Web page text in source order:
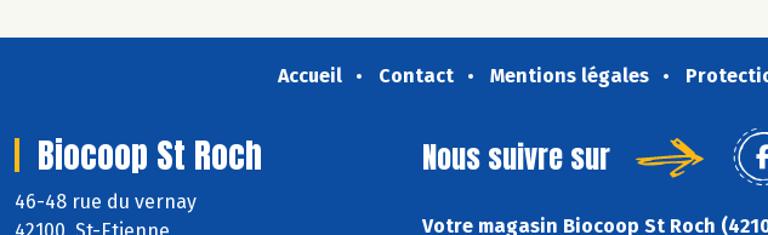
Accueil Contact Mentions légales
Biocoop St Roch
46-48 rue du vernay
42100 St-Etienne
Nous suivre sur
Votre magasin Biocoop St Roch